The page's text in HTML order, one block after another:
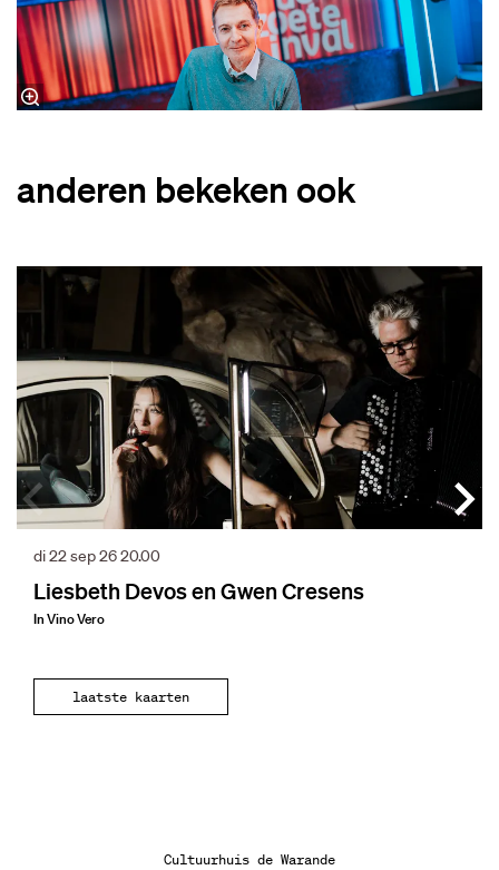
anderen bekeken ook
Liesbeth Devos en Gwen Cresens
In Vino Vero
di 22 sep 2620.00
laatste kaarten
Cultuurhuis de Warande